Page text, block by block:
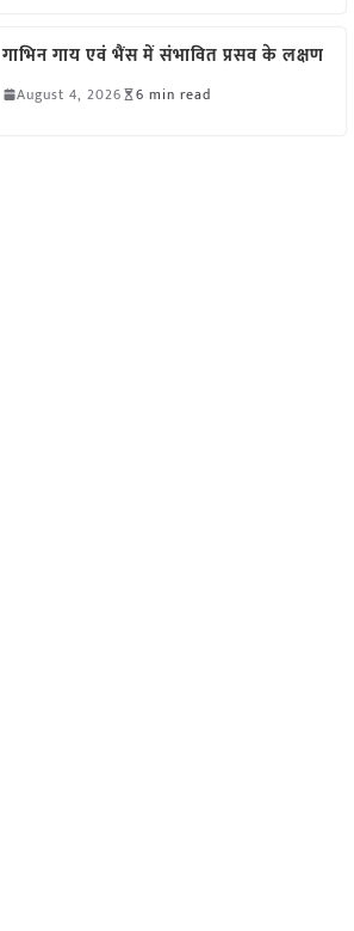
गाभिन गाय एवं भैंस में संभावित प्रसव के लक्षण
August 4, 2026 6 min read